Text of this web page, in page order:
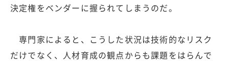
決定権をベンダーに握られてしまうのだ。
専門家によると、こうした状況は技術的なリスク
だけでなく、人材育成の観点からも課題をはらんで